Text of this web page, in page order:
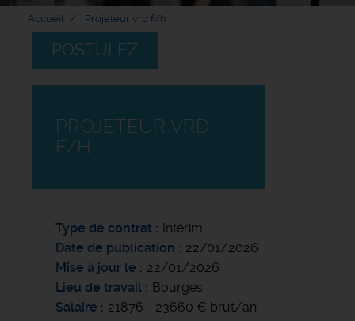
Accueil Projeteur vrd f/h
POSTULEZ
PROJETEUR VRD
F/H
Type de contrat
Intérim
Date de publication
22/01/2026
Mise à jour le
22/01/2026
Lieu de travail
Bourges
Salaire
21876 - 23660 € brut/an